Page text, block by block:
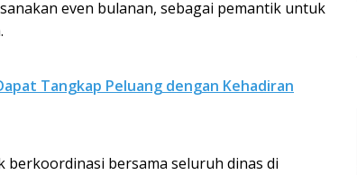
even bulanan, sebagai pemantik untuk
Tangkap Peluang dengan Kehadiran
berkoordinasi bersama seluruh dinas di